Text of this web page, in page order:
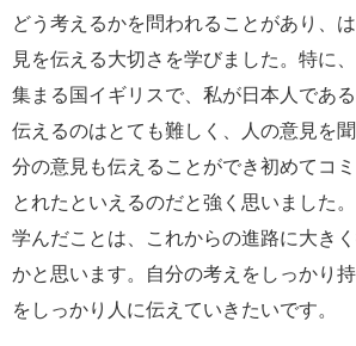
どう考えるかを問われることがあり、
見を伝える大切さを学びました。特に
集まる国イギリスで、私が日本人であ
伝えるのはとても難しく、人の意見を
分の意見も伝えることができ初めてコ
とれたといえるのだと強く思いました
学んだことは、これからの進路に大き
かと思います。自分の考えをしっかり
をしっかり人に伝えていきたいです。